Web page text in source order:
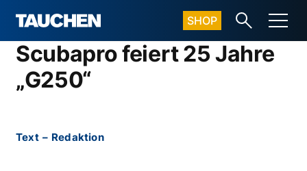
SHOP
Scubapro feiert 25 Jahre
„G250“
Text – Redaktion